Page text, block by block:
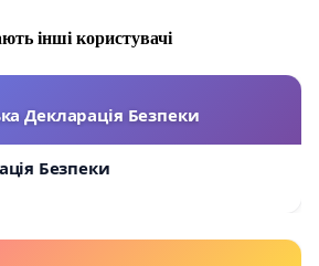
інші користувачі
Декларація Безпеки
Безпеки